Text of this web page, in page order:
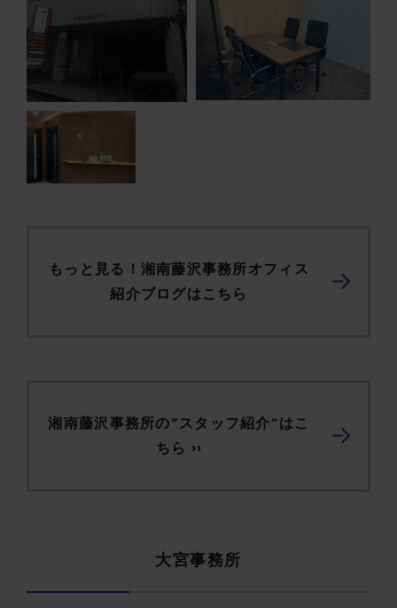
もっと見る！湘南藤沢事務所オフィス
紹介ブログはこちら
湘南藤沢事務所の”スタッフ紹介”はこ
ちら ››
大宮事務所